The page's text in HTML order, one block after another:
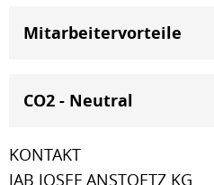
Mitarbeitervorteile
CO2 - Neutral
KONTAKT
JAB JOSEF ANSTOETZ KG